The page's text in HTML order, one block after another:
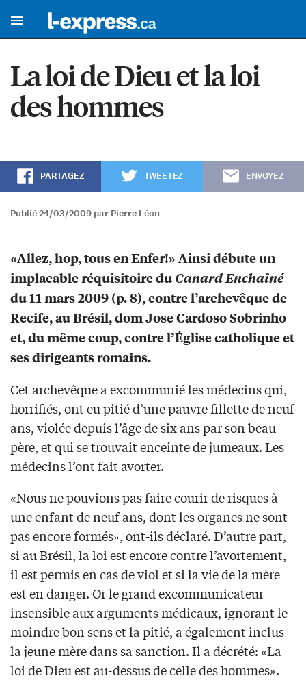
La loi de Dieu et la loi
des hommes
PARTAGEZ TWEETEZ ENVOYEZ
Publié 24/03/2009 par Pierre Léon
«Allez, hop, tous en Enfer!» Ainsi débute un
implacable réquisitoire du Canard Enchaîné
du 11 mars 2009 (p. 8), contre l’archevêque de
Recife, au Brésil, dom Jose Cardoso Sobrinho
et, du même coup, contre l’Église catholique et
ses dirigeants romains.
Cet archevêque a excommunié les médecins qui,
horrifiés, ont eu pitié d’une pauvre fillette de neuf
ans, violée depuis l’âge de six ans par son beau-
père, et qui se trouvait enceinte de jumeaux. Les
médecins l’ont fait avorter.
«Nous ne pouvions pas faire courir de risques à
une enfant de neuf ans, dont les organes ne sont
pas encore formés», ont-ils déclaré. D’autre part,
si au Brésil, la loi est encore contre l’avortement,
il est permis en cas de viol et si la vie de la mère
est en danger. Or le grand excommunicateur
insensible aux arguments médicaux, ignorant le
moindre bon sens et la pitié, a également inclus
la jeune mère dans sa sanction. Il a décrété: «La
loi de Dieu est au-dessus de celle des hommes».